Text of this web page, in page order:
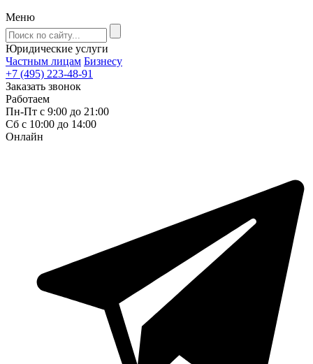
Меню
Юридические услуги
Частным лицам Бизнесу
+7 (495) 223-48-91
Заказать звонок
Работаем
Пн-Пт с 9:00 до 21:00
Сб с 10:00 до 14:00
Онлайн